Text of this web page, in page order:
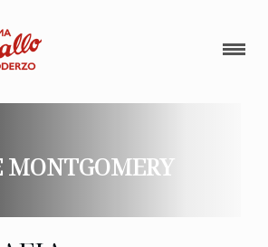
MONTGOMERY